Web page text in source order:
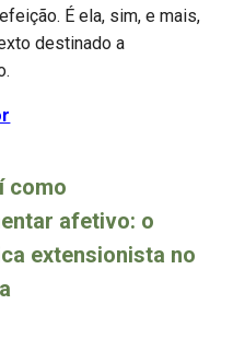
É ela, sim, e mais,
destinado a
como
afetivo: o
extensionista no